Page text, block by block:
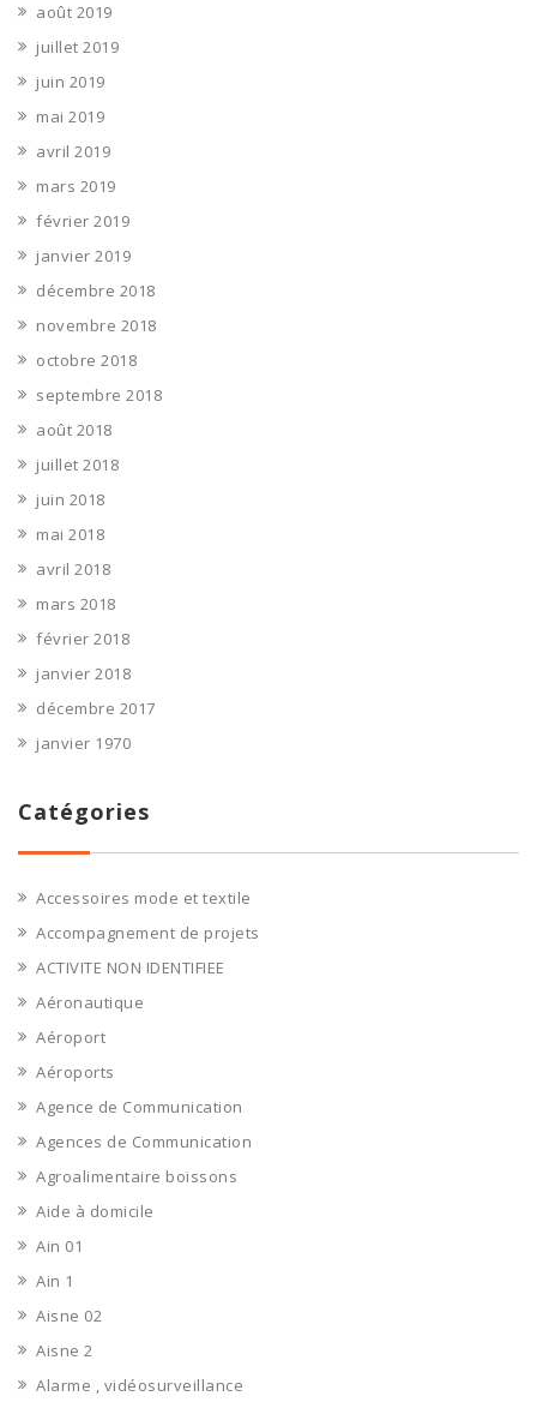
août 2019
juillet 2019
juin 2019
mai 2019
avril 2019
mars 2019
février 2019
janvier 2019
décembre 2018
novembre 2018
octobre 2018
septembre 2018
août 2018
juillet 2018
juin 2018
mai 2018
avril 2018
mars 2018
février 2018
janvier 2018
décembre 2017
janvier 1970
Catégories
Accessoires mode et textile
Accompagnement de projets
ACTIVITE NON IDENTIFIEE
Aéronautique
Aéroport
Aéroports
Agence de Communication
Agences de Communication
Agroalimentaire boissons
Aide à domicile
Ain 01
Ain 1
Aisne 02
Aisne 2
Alarme , vidéosurveillance